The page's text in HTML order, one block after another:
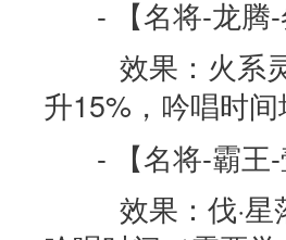
- 【名将-龙腾-
效果：火系
升15%，吟唱时
- 【名将-霸王-
效果：伐·星